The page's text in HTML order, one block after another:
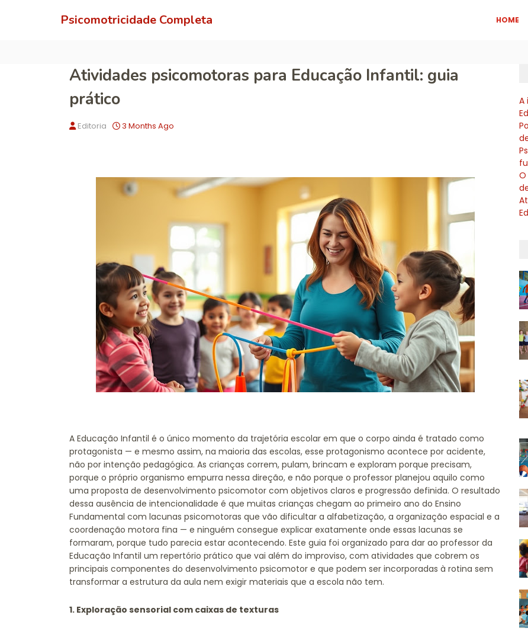
Psicomotricidade Completa HOME
Atividades psicomotoras para Educação Infantil: guia
prático
Editoria 3 Months Ago
A Educação Infantil é o único momento da trajetória escolar em que o corpo ainda é tratado como
protagonista — e mesmo assim, na maioria das escolas, esse protagonismo acontece por acidente,
não por intenção pedagógica. As crianças correm, pulam, brincam e exploram porque precisam,
porque o próprio organismo empurra nessa direção, e não porque o professor planejou aquilo como
uma proposta de desenvolvimento psicomotor com objetivos claros e progressão definida. O resultado
dessa ausência de intencionalidade é que muitas crianças chegam ao primeiro ano do Ensino
Fundamental com lacunas psicomotoras que vão dificultar a alfabetização, a organização espacial e a
coordenação motora fina — e ninguém consegue explicar exatamente onde essas lacunas se
formaram, porque tudo parecia estar acontecendo. Este guia foi organizado para dar ao professor da
Educação Infantil um repertório prático que vai além do improviso, com atividades que cobrem os
principais componentes do desenvolvimento psicomotor e que podem ser incorporadas à rotina sem
transformar a estrutura da aula nem exigir materiais que a escola não tem.
1. Exploração sensorial com caixas de texturas
A